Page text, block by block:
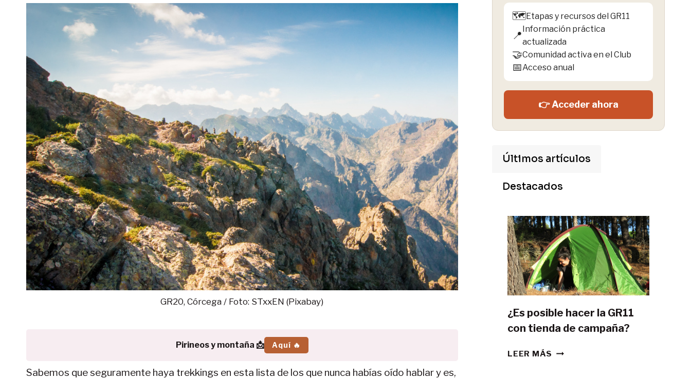
GR20, Córcega / Foto: STxxEN (Pixabay)
Pirineos y montaña 📩 Aquí 🔥
Sabemos que seguramente haya trekkings en esta lista de los que nunca habías oído hablar y es,
🗺️Etapas y recursos del GR11
📍
Información práctica
actualizada
🤝Comunidad activa en el Club
📅Acceso anual
👉 Acceder ahora
Últimos artículos
Destacados
¿Es posible hacer la GR11
con tienda de campaña?
LEER MÁS ¿ES